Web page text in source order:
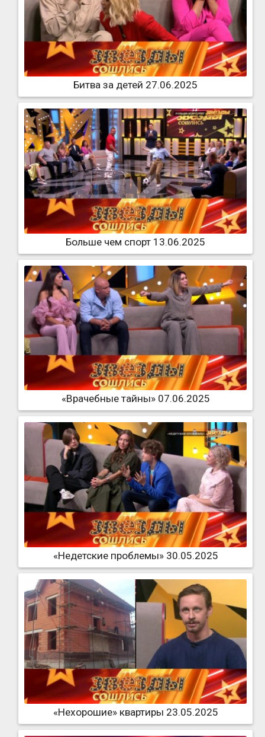
Битва за детей 27.06.2025
Больше чем спорт 13.06.2025
«Врачебные тайны» 07.06.2025
«Недетские проблемы» 30.05.2025
«Нехорошие» квартиры 23.05.2025